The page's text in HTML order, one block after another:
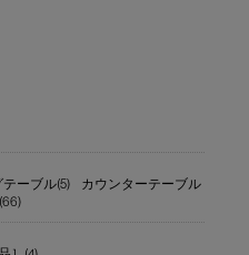
テーブル(5)
カウンターテーブル